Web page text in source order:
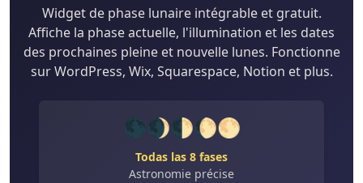
Widget de phase lunaire intégrable et gratuit.
Affiche la phase actuelle, l'illumination et les dates
des prochaines pleine et nouvelle lunes. Fonctionne
sur WordPress, Wix, Squarespace, Notion et plus.
🌑🌒🌓🌔🌕
Todas las 8 fases
Astronomie précise